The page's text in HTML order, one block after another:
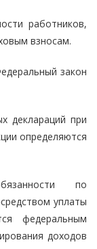
работников,
взносам.
закон
деклараций при
определяются
по
уплаты
федеральным
доходов